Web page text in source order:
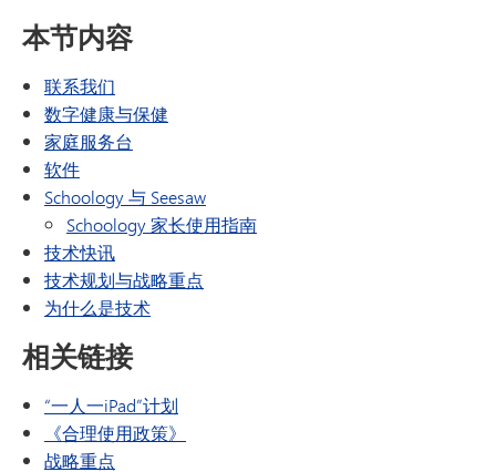
本节内容
联系我们
数字健康与保健
家庭服务台
软件
Schoology 与 Seesaw
Schoology 家长使用指南（在新窗口/标签页中打开）
技术快讯
技术规划与战略重点
为什么是技术
相关链接
“一人一iPad”计划
《合理使用政策》
战略重点